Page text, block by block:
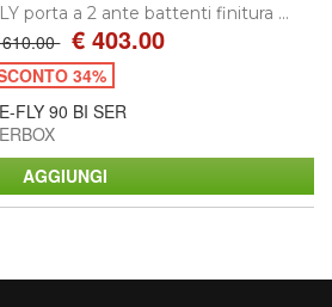
porta a 2 ante battenti finitura ...
€ 403.00
34%
FLY 90 BI SER